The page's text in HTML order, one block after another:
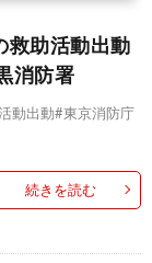
救助活動出動
消防署
動出動#東京消防庁
続きを読む